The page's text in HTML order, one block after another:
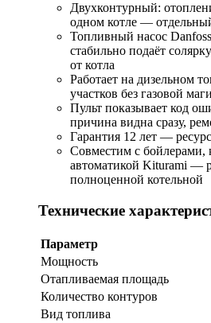
Двухконтурный:
одном котле —
Топливный насос
стабильно подаёт
от котла
Работает на дизельном
участков без газовой
Пульт показывает код
причина видна сразу,
Гарантия 12 лет —
Совместим с бойлерами,
автоматикой Kiturami —
полноценной котельной
Технические
Параметр
Мощность
Отапливаемая площадь
Количество контуров
Вид топлива